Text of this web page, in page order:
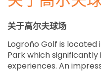
关于高尔夫球场
Logroño Golf is located
Park which significantly
experiences. An